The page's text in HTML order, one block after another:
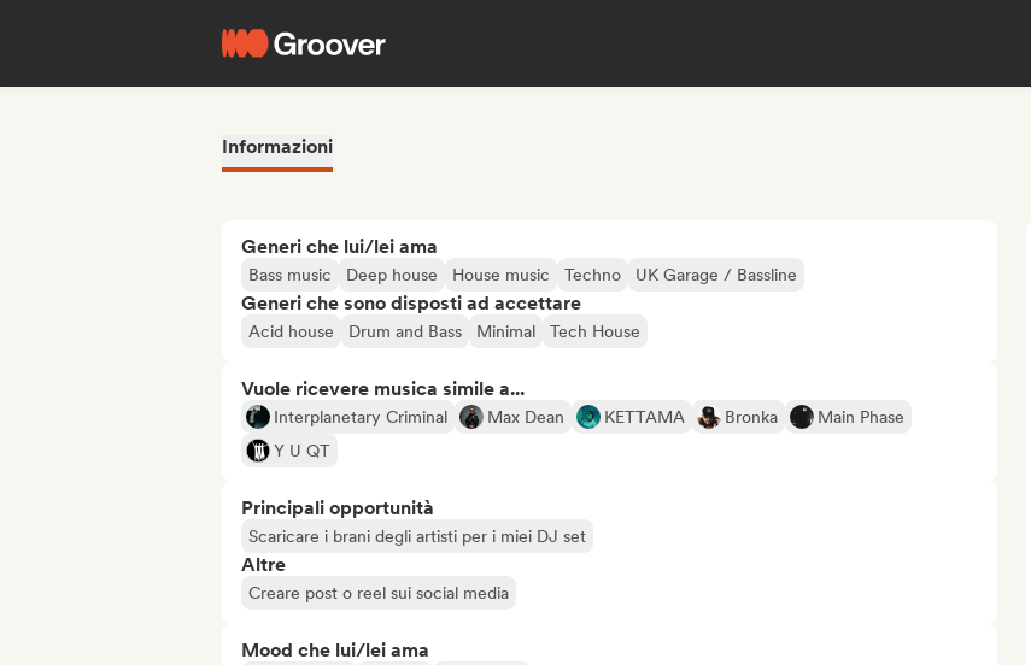
Informazioni
Generi che lui/lei ama
Bass music Deep house House music Techno UK Garage / Bassline
Generi che sono disposti ad accettare
Acid house Drum and Bass Minimal Tech House
Vuole ricevere musica simile a...
Interplanetary Criminal Max Dean KETTAMA Bronka
Main Phase
Y U QT
Principali opportunità
Scaricare i brani degli artisti per i miei DJ set
Altre
Creare post o reel sui social media
Mood che lui/lei ama